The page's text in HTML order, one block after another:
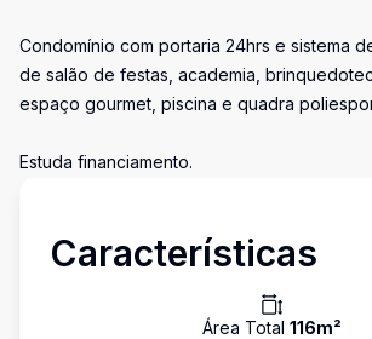
Condomínio com portaria 24hrs e sistema
de salão de festas, academia,
espaço gourmet, piscina e quadra
Estuda financiamento.
Características
Área Total 116m²